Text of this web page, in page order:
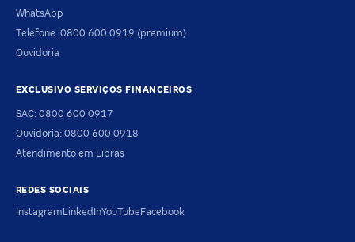
WhatsApp
Telefone: 0800 600 0919 (premium)
Ouvidoria
EXCLUSIVO SERVIÇOS FINANCEIROS
SAC: 0800 600 0917
Ouvidoria: 0800 600 0918
Atendimento em Libras
REDES SOCIAIS
InstagramLinkedInYouTubeFacebook